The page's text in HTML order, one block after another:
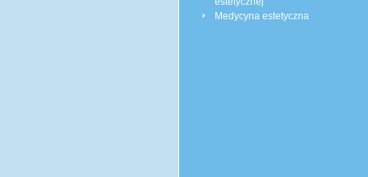
Medycyna estetyczna